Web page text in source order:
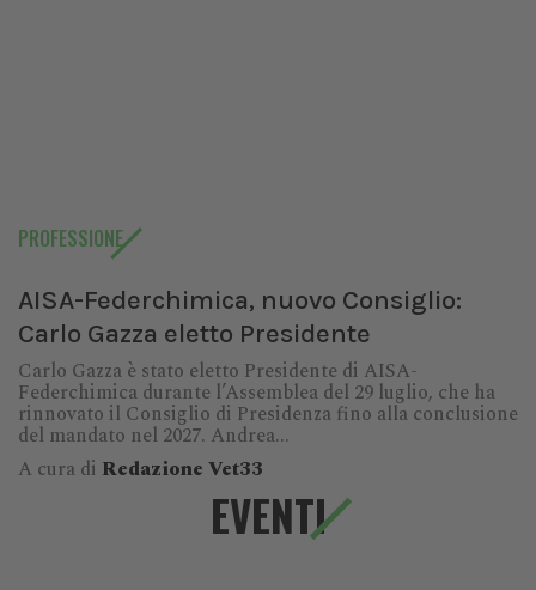
PROFESSIONE
AISA-Federchimica, nuovo Consiglio:
Carlo Gazza eletto Presidente
Carlo Gazza è stato eletto Presidente di AISA-
Federchimica durante l’Assemblea del 29 luglio, che ha
rinnovato il Consiglio di Presidenza fino alla conclusione
del mandato nel 2027. Andrea...
A cura di Redazione Vet33
EVENTI